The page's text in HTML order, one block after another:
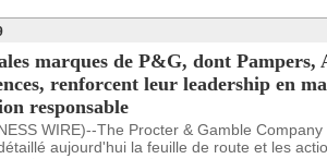
marques de P&G, dont Pampers,
renforcent leur leadership en
responsable
WIRE)--The Procter & Gamble Company
aujourd'hui la feuille de route et les